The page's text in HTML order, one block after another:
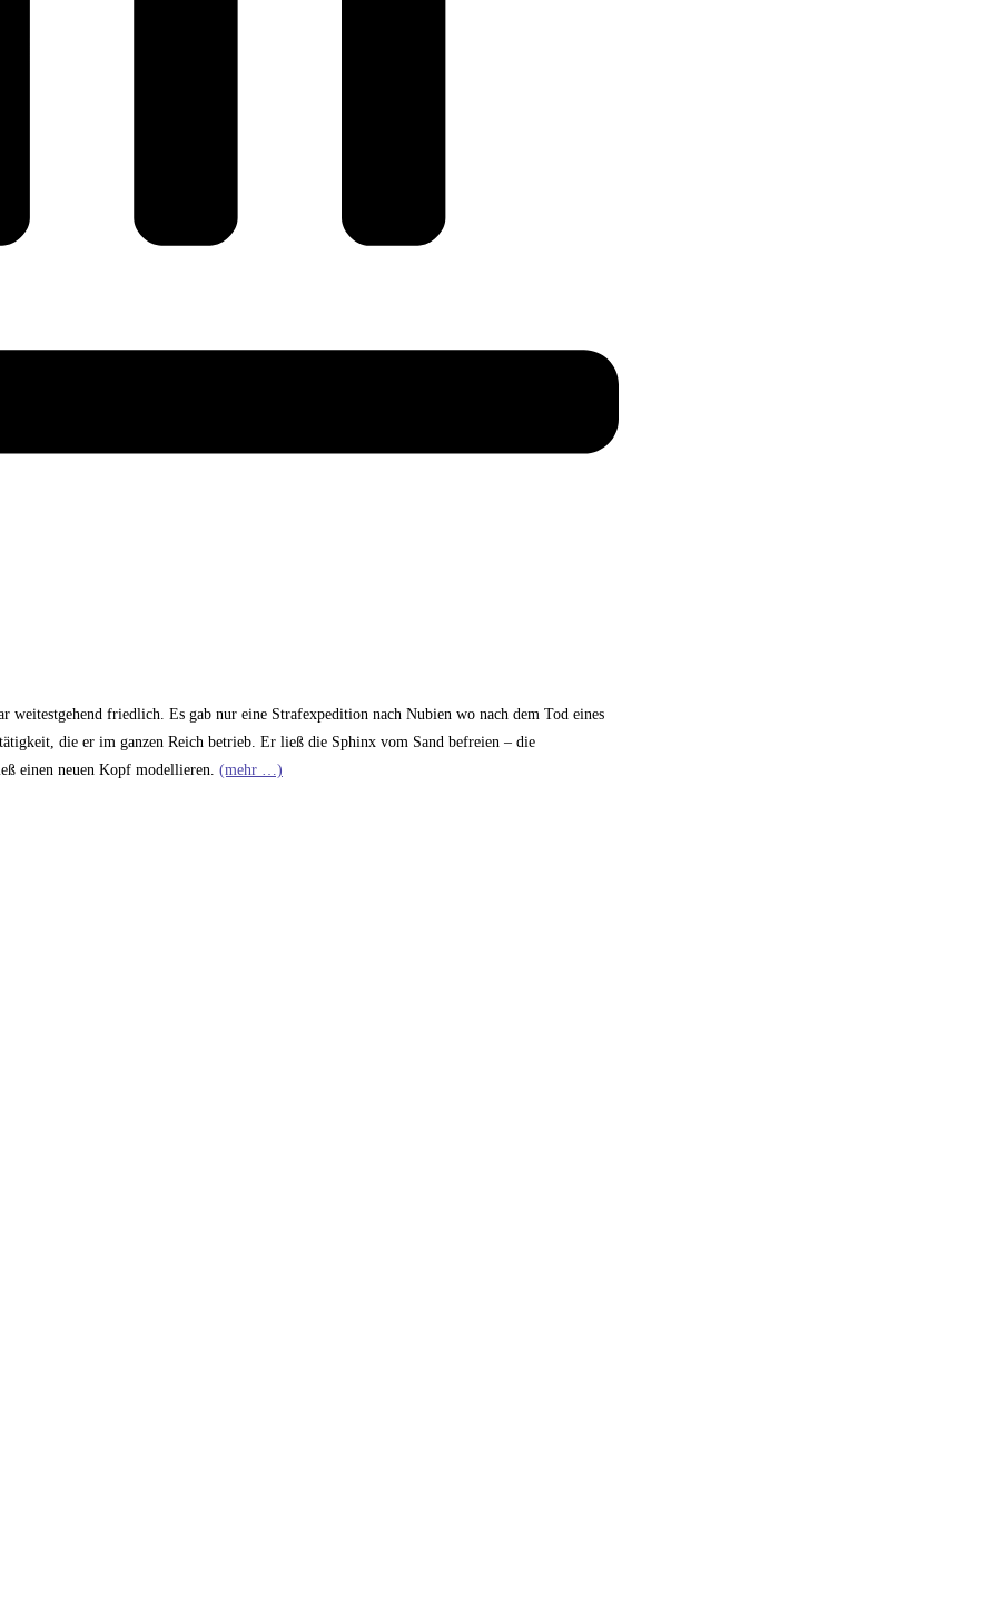
weitestgehend friedlich. Es gab nur eine Strafexpedition nach Nubien wo nach dem Tod eines
die er im ganzen Reich betrieb. Er ließ die Sphinx vom Sand befreien – die
einen neuen Kopf modellieren. (mehr …)